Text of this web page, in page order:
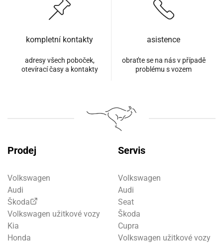
kompletní kontakty
adresy všech poboček,
otevírací časy a kontakty
asistence
obraťte se na nás v případě
problému s vozem
Prodej
Volkswagen
Audi
Škoda
Volkswagen užitkové vozy
Kia
Honda
Servis
Volkswagen
Audi
Seat
Škoda
Cupra
Volkswagen užitkové vozy